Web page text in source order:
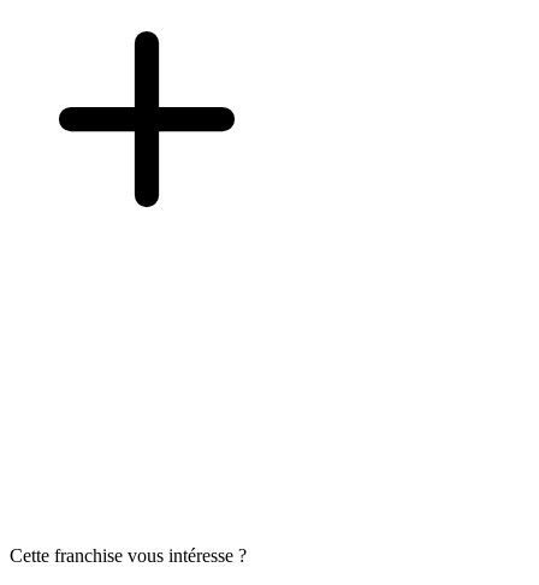
Cette franchise vous intéresse ?